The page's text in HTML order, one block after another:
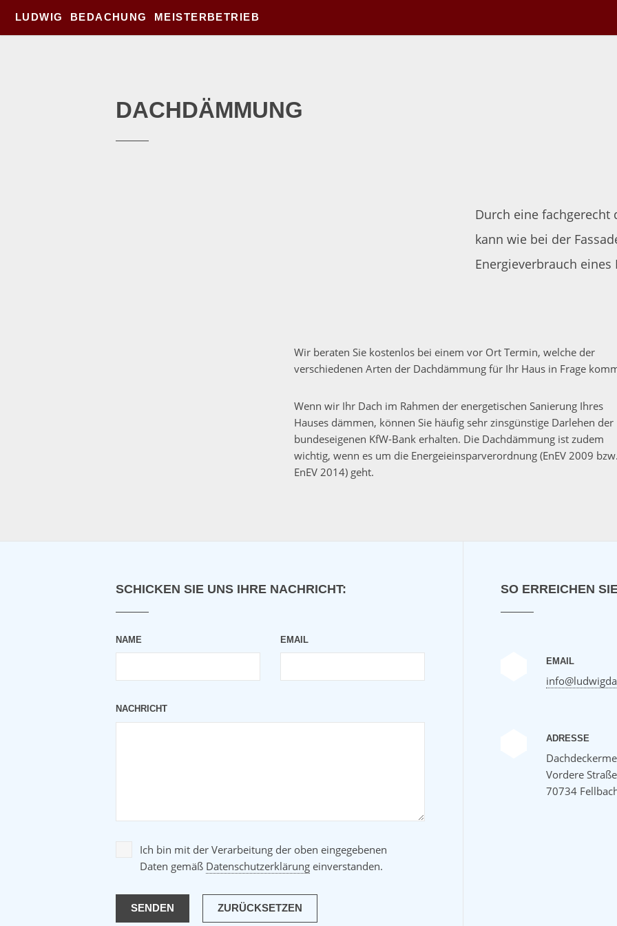
LUDWIG BEDACHUNG MEISTERBETRIEB
DACHDÄMMUNG
Durch eine
kann wie bei der
Energieverbrauch
Wir beraten Sie kostenlos bei einem vor Ort Termin, welche der
verschiedenen Arten der Dachdämmung für Ihr Haus in Frage
Wenn wir Ihr Dach im Rahmen der energetischen Sanierung Ihres
Hauses dämmen, können Sie häufig sehr zinsgünstige Darlehen der
bundeseigenen KfW-Bank erhalten. Die Dachdämmung ist zudem
wichtig, wenn es um die Energeieinsparverordnung (EnEV 2009 bzw.
EnEV 2014) geht.
SCHICKEN SIE UNS IHRE NACHRICHT:
NAME EMAIL
NACHRICHT
Ich bin mit der Verarbeitung der oben eingegebenen
Daten gemäß Datenschutzerklärung einverstanden.
SO ERREICHEN
EMAIL
ADRESSE
Vordere
70734